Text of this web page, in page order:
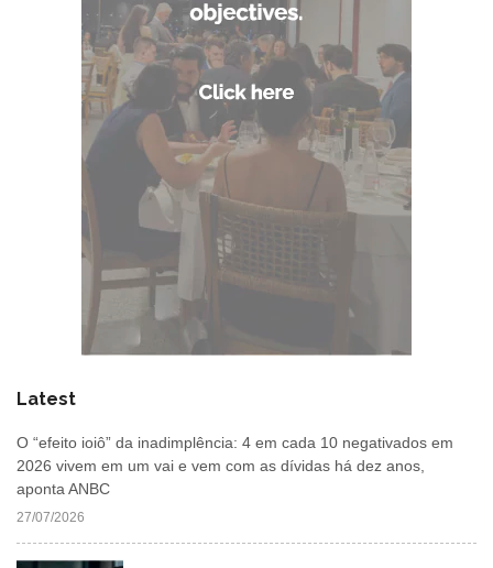
Latest
O “efeito ioiô” da inadimplência: 4 em cada 10 negativados em
2026 vivem em um vai e vem com as dívidas há dez anos,
aponta ANBC
27/07/2026